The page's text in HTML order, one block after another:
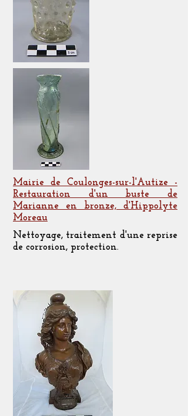
Mairie de Coulonges-sur-l'Autize -
Restauration d'un buste de
Marianne en bronze, d'Hippolyte
Moreau
Nettoyage, traitement d'une reprise
de corrosion, protection.